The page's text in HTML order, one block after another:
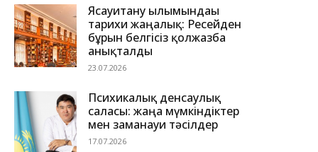
Ясауитану ғылымындағы
тарихи жаңалық: Ресейден
бұрын белгісіз қолжазба
анықталды
23.07.2026
Психикалық денсаулық
саласы: жаңа мүмкіндіктер
мен заманауи тәсілдер
17.07.2026